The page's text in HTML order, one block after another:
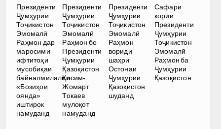
Президенти
Ҷумҳурии
Тоҷикистон
Эмомалӣ
Раҳмон дар
маросими
ифтитоҳи
мусобиқаи
байналмилалии
«Бозиҳои
оянда»
иштирок
намуданд
Президенти
Ҷумҳурии
Тоҷикистон
Эмомалӣ
Раҳмон бо
Президенти
Ҷумҳурии
Қазоқистон
Қосим-
Жомарт
Токаев
мулоқот
намуданд
Президенти
Ҷумҳурии
Тоҷикистон
Эмомалӣ
Раҳмон
вориди
шаҳри
Остонаи
Ҷумҳурии
Қазоқистон
шуданд
Сафари
кории
Президенти
Ҷумҳурии
Тоҷикистон
Эмомалӣ
Раҳмон ба
Ҷумҳурии
Қазоқистон